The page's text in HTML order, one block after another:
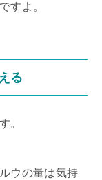
すよ。
る
。
ウの量は気持